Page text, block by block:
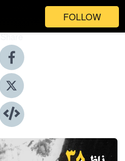
FOLLOW
Share